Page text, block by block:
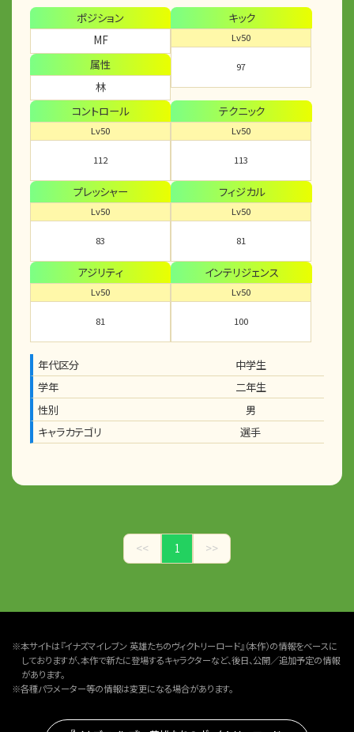
ポジション
MF
属性
林
キック
Lv50
97
コントロール
Lv50
112
テクニック
Lv50
113
プレッシャー
Lv50
83
フィジカル
Lv50
81
アジリティ
Lv50
81
インテリジェンス
Lv50
100
年代区分
中学生
学年
二年生
性別
男
キャラカテゴリ
選手
<< 1 >>
※本サイトは『イナズマイレブン 英雄たちのヴィクトリーロード』（本作）の情報をベースに
しておりますが、本作で新たに登場するキャラクターなど、後日、公開／追加予定の情報
があります。
※各種パラメーター等の情報は変更になる場合があります。